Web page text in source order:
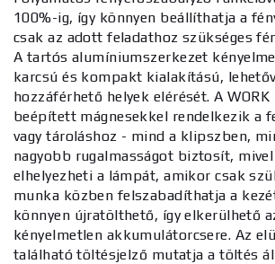
100%-ig, így könnyen beállíthatja a
csak az adott feladathoz szükséges
A tartós alumíniumszerkezet
karcsú és kompakt kialakítású,
hozzáférhető helyek elérését. A WORK
beépített mágnesekkel rendelkezik a
vagy tároláshoz - mind a klipszben,
nagyobb rugalmasságot biztosít,
elhelyezheti a lámpát, amikor csak
munka közben felszabadíthatja a
könnyen újratölthető, így elkerülhető
kényelmetlen akkumulátorcsere. Az
található töltésjelző mutatja a töltés